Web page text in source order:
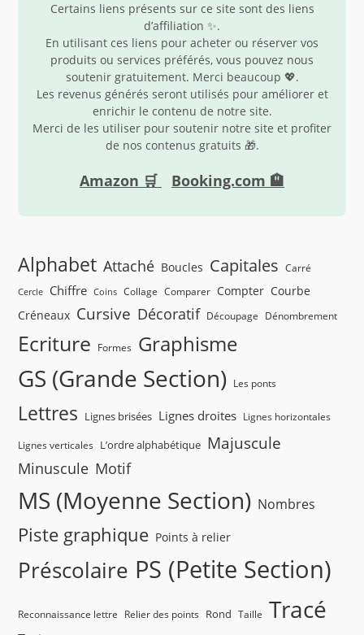
Certains liens présents sur ce site sont des liens
d’affiliation ✨.
En utilisant ces liens pour acheter ou réserver vos
produits ou services préférés, vous pouvez nous
soutenir gratuitement. Merci beaucoup 💖.
Les revenus générés seront utilisés pour améliorer et
enrichir le contenu de notre site.
Merci de les utiliser pour soutenir notre site et profiter
de nos contenus gratuits 🎁.
Amazon 🛒 Booking.com 🏨
Alphabet Attaché Boucles Capitales Carré
Cercle Chiffre Coins Collage Comparer Compter Courbe
Créneaux Cursive Décoratif Découpage Dénombrement
Ecriture Formes Graphisme
GS (Grande Section) Les ponts
Lettres Lignes brisées Lignes droites Lignes horizontales
Lignes verticales L’ordre alphabétique Majuscule
Minuscule Motif
MS (Moyenne Section) Nombres
Piste graphique Points à relier
Préscolaire PS (Petite Section)
Reconnaissance lettre Relier des points Rond Taille Tracé